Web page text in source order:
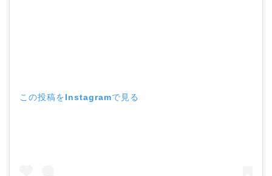
この投稿をInstagramで見る